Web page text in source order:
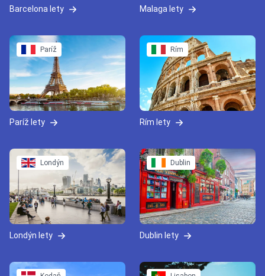
Barcelona lety Malaga lety
Paríž
Paríž lety
Rím
Rím lety
Londýn
Londýn lety
Dublin
Dublin lety